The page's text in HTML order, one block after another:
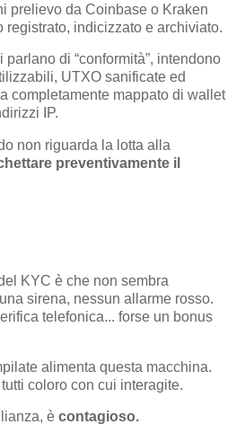
prelievo da Coinbase o Kraken
registrato, indicizzato e archiviato.
di “conformità”, intendono
UTXO sanificate ed
completamente mappato di wallet
IP.
non riguarda la lotta alla
preventivamente il
KYC è che non sembra
sirena, nessun allarme rosso.
telefonica... forse un bonus
alimenta questa macchina.
coloro con cui interagite.
è contagioso.